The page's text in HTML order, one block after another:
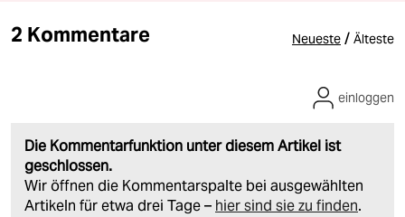
2 Kommentare Neueste / Älteste
Die Kommentarfunktion unter diesem Artikel ist
geschlossen.
Wir öffnen die Kommentarspalte bei ausgewählten
Artikeln für etwa drei Tage – hier sind sie zu finden.
einloggen